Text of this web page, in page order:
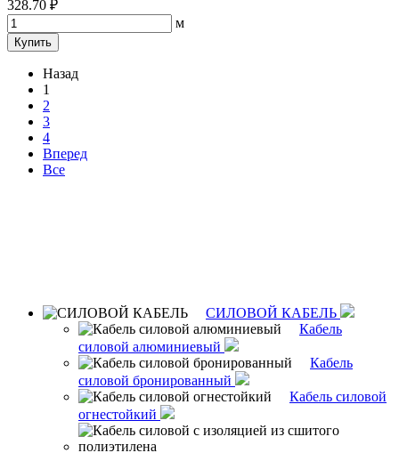
328.70 ₽
м
Купить
Назад
1
2
3
4
Вперед
Все
СИЛОВОЙ КАБЕЛЬ
Кабель
силовой алюминиевый
Кабель
силовой бронированный
Кабель силовой
огнестойкий